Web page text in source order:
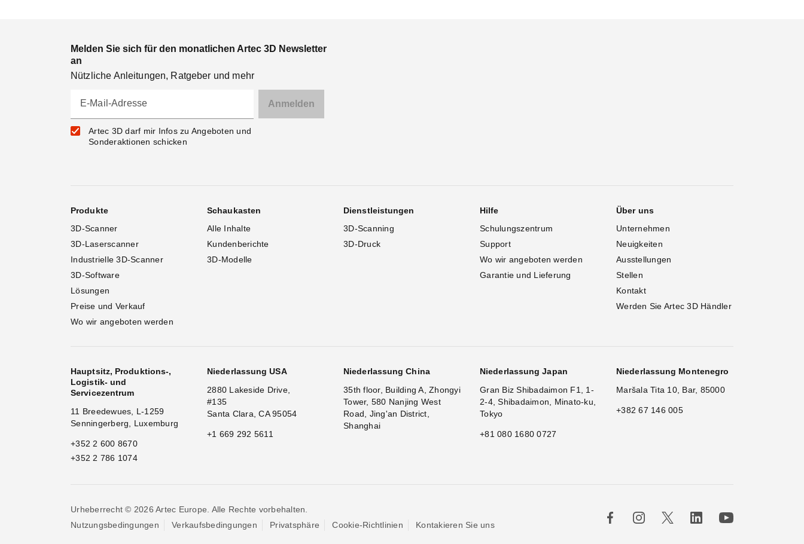
Hi!
Melden Sie sich für den monatlichen Artec 3D Newsletter
an
Nützliche Anleitungen, Ratgeber und mehr
E-Mail-Adresse
Artec 3D darf mir Infos zu Angeboten und
Sonderaktionen schicken
Produkte
3D-Scanner
3D-Laserscanner
Industrielle 3D-Scanner
3D-Software
Lösungen
Preise und Verkauf
Wo wir angeboten werden
Schaukasten
Alle Inhalte
Kundenberichte
3D-Modelle
Dienstleistungen
3D-Scanning
3D-Druck
Hilfe
Schulungszentrum
Support
Wo wir angeboten werden
Garantie und Lieferung
Über uns
Unternehmen
Neuigkeiten
Ausstellungen
Stellen
Kontakt
Werden Sie Artec 3D Händler
Hauptsitz, Produktions-,
Logistik- und
Servicezentrum
11 Breedewues, L-1259
Senningerberg, Luxemburg
+352 2 600 8670
+352 2 786 1074
Niederlassung USA
2880 Lakeside Drive,
#135
Santa Clara, CA 95054
+1 669 292 5611
Niederlassung China
35th floor, Building A, Zhongyi
Tower, 580 Nanjing West
Road, Jing'an District,
Shanghai
Niederlassung Japan
Gran Biz Shibadaimon F1, 1-
2-4, Shibadaimon, Minato-ku,
Tokyo
+81 080 1680 0727
Niederlassung Montenegro
Maršala Tita 10, Bar, 85000
+382 67 146 005
Urheberrecht © 2026 Artec Europe. Alle Rechte vorbehalten.
Nutzungsbedingungen
Verkaufsbedingungen Privatsphäre Cookie-Richtlinien Kontakieren Sie uns